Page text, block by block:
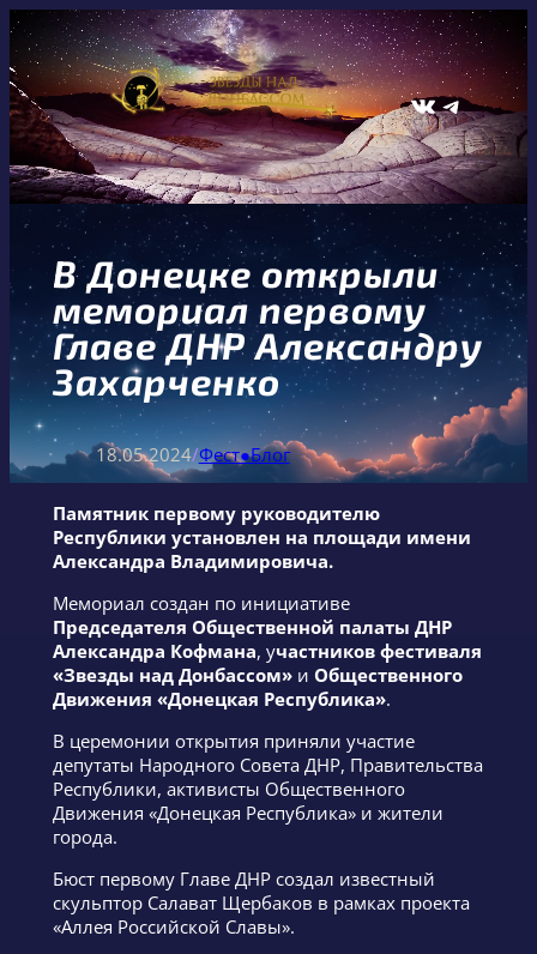
Перейти
к
содержимому
ВКонтакте Telegram
В Донецке открыли
мемориал первому
Главе ДНР Александру
Захарченко
18.05.2024/Фест●Блог
Памятник первому руководителю
Республики установлен на площади имени
Александра Владимировича.
Мемориал создан по инициативе
Председателя Общественной палаты ДНР
Александра Кофмана, участников фестиваля
«Звезды над Донбассом»и Общественного
Движения «Донецкая Республика».
В церемонии открытия приняли участие
депутаты Народного Совета ДНР, Правительства
Республики, активисты Общественного
Движения «Донецкая Республика» и жители
города.
Бюст первому Главе ДНР создал известный
скульптор Салават Щербаков в рамках проекта
«Аллея Российской Славы».